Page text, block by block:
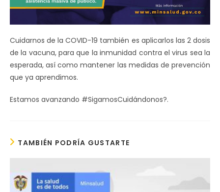
Cuidarnos de la COVID-19 también es aplicarlos las 2 dosis
de la vacuna, para que la inmunidad contra el virus sea la
esperada, así como mantener las medidas de prevención
que ya aprendimos.
Estamos avanzando #SigamosCuidándonos?.
TAMBIÉN PODRÍA GUSTARTE